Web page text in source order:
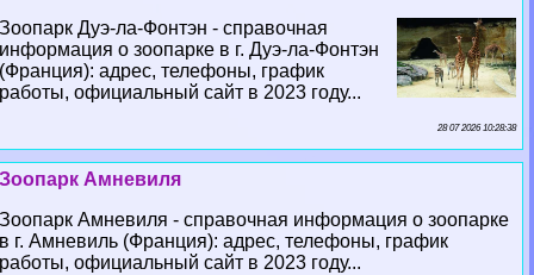
Зоопарк Дуэ-ла-Фонтэн - справочная
информация о зоопарке в г. Дуэ-ла-Фонтэн
(Франция): адрес, телефоны, график
работы, официальный сайт в 2023 году...
28 07 2026 10:28:38
Зоопарк Амневиля
Зоопарк Амневиля - справочная информация о зоопарке
в г. Амневиль (Франция): адрес, телефоны, график
работы, официальный сайт в 2023 году...